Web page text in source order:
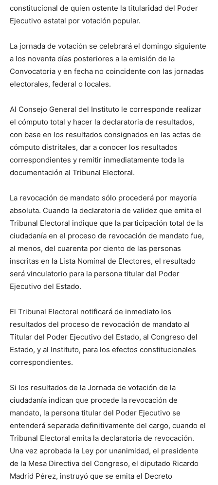
constitucional de quien ostente la titularidad del Poder
Ejecutivo estatal por votación popular.
La jornada de votación se celebrará el domingo siguiente
a los noventa días posteriores a la emisión de la
Convocatoria y en fecha no coincidente con las jornadas
electorales, federal o locales.
Al Consejo General del Instituto le corresponde realizar
el cómputo total y hacer la declaratoria de resultados,
con base en los resultados consignados en las actas de
cómputo distritales, dar a conocer los resultados
correspondientes y remitir inmediatamente toda la
documentación al Tribunal Electoral.
La revocación de mandato sólo procederá por mayoría
absoluta. Cuando la declaratoria de validez que emita el
Tribunal Electoral indique que la participación total de la
ciudadanía en el proceso de revocación de mandato fue,
al menos, del cuarenta por ciento de las personas
inscritas en la Lista Nominal de Electores, el resultado
será vinculatorio para la persona titular del Poder
Ejecutivo del Estado.
El Tribunal Electoral notificará de inmediato los
resultados del proceso de revocación de mandato al
Titular del Poder Ejecutivo del Estado, al Congreso del
Estado, y al Instituto, para los efectos constitucionales
correspondientes.
Si los resultados de la Jornada de votación de la
ciudadanía indican que procede la revocación de
mandato, la persona titular del Poder Ejecutivo se
entenderá separada definitivamente del cargo, cuando el
Tribunal Electoral emita la declaratoria de revocación.
Una vez aprobada la Ley por unanimidad, el presidente
de la Mesa Directiva del Congreso, el diputado Ricardo
Madrid Pérez, instruyó que se emita el Decreto